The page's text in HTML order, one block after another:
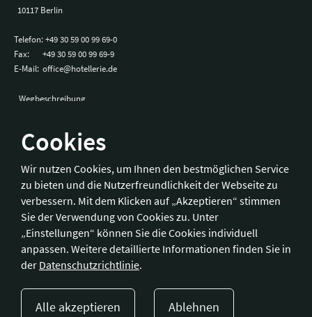
Cookies
Wir nutzen Cookies, um Ihnen den bestmöglichen Service
zu bieten und die Nutzerfreundlichkeit der Webseite zu
verbessern. Mit dem Klicken auf „Akzeptieren“ stimmen
Sie der Verwendung von Cookies zu. Unter
„Einstellungen“ können Sie die Cookies individuell
anpassen. Weitere detaillierte Informationen finden Sie in
der Datenschutzrichtlinie.
Alle akzeptieren Ablehnen
10117 Berlin
Telefon:+49 30 59 00 99 69-0
Fax:
+49 30 59 00 99 69-9
E-Mail: office@hotellerie.de
Wegbeschreibung
Hotelverband Deutschland (IHA) / IHA-Service GmbH
Kronprinzenstraße 37
53173 Bonn
Telefon:
Fax:
+49 228 92 39 29-9
E-Mail:bonn@hotellerie.de